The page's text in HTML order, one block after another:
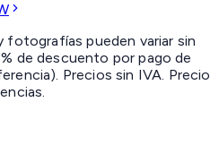
fotografías pueden variar sin
de descuento por pago de
Precios sin IVA. Precio